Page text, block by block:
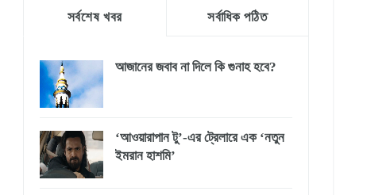
সর্বশেষ খবর সর্বাধিক পঠিত
আজানের জবাব না দিলে কি গুনাহ হবে?
‘আওয়ারাপান টু’-এর ট্রেলারে এক ‘নতুন
ইমরান হাশমি’